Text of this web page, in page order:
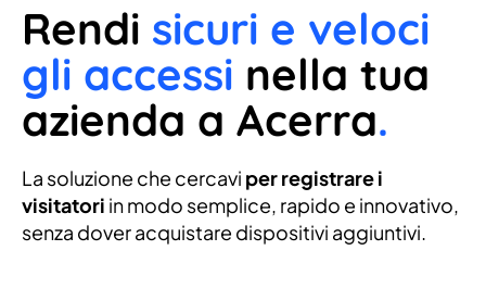
Rendi sicuri e veloci
gli accessi nella tua
azienda a Acerra.
La soluzione che cercavi per registrare i
visitatori in modo semplice, rapido e innovativo,
senza dover acquistare dispositivi aggiuntivi.